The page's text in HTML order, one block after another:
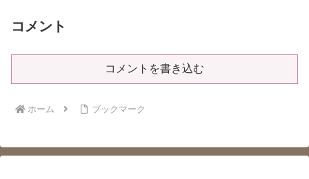
コメント
コメントを書き込む
ホーム ブックマーク